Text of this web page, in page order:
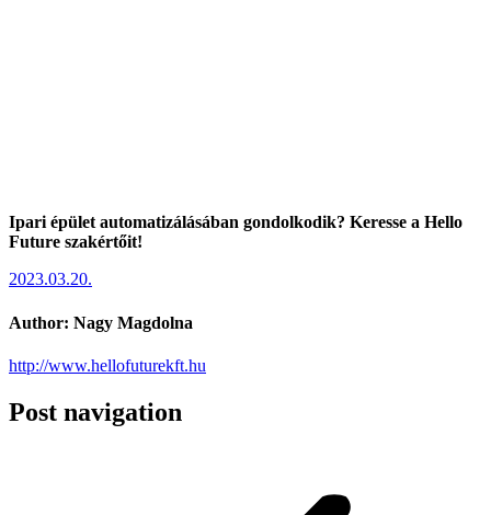
Ipari épület automatizálásában gondolkodik? Keresse a Hello
Future szakértőit!
2023.03.20.
Author: Nagy Magdolna
http://www.hellofuturekft.hu
Post navigation